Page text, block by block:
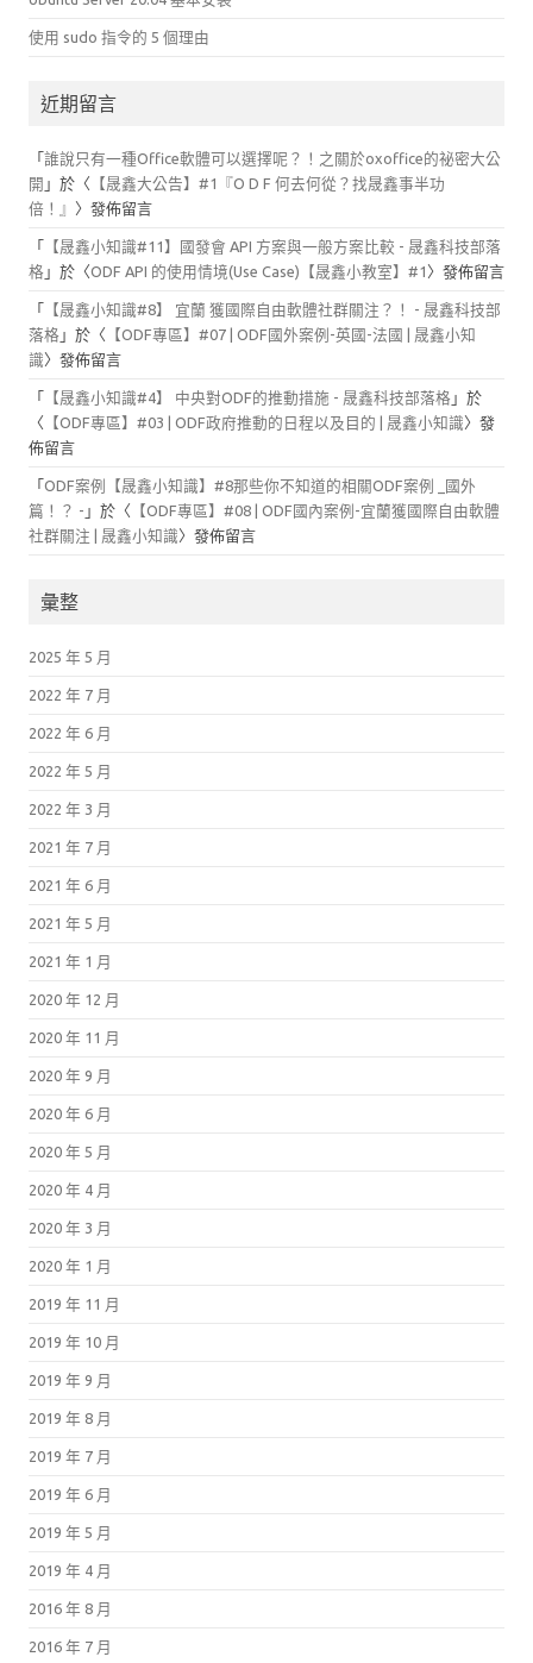
使用 sudo 指令的 5 個理由
近期留言
「誰說只有一種Office軟體可以選擇呢？！之關於oxoffice的祕密大公
開 」於〈 【晟鑫大公告】#1『O D F 何去何從？找晟鑫事半功
倍！』 〉發佈留言
「 【晟鑫小知識#11】國發會 API 方案與一般方案比較 - 晟鑫科技部落
格 」於〈ODF API 的使用情境(Use Case)【晟鑫小教室】#1 〉發佈留言
「 【晟鑫小知識#8】 宜蘭 獲國際自由軟體社群關注？！ - 晟鑫科技部
落格 」於〈 【ODF專區】#07 | ODF國外案例-英國-法國 | 晟鑫小知
識〉發佈留言
「 【晟鑫小知識#4】 中央對ODF的推動措施 - 晟鑫科技部落格 」於
〈 【ODF專區】#03 | ODF政府推動的日程以及目的 | 晟鑫小知識〉發
佈留言
「ODF案例【晟鑫小知識】#8那些你不知道的相關ODF案例 _國外
篇！？ - 」於〈 【ODF專區】#08 | ODF國內案例-宜蘭獲國際自由軟體
社群關注 | 晟鑫小知識〉發佈留言
彙整
2025 年 5 月
2022 年 7 月
2022 年 6 月
2022 年 5 月
2022 年 3 月
2021 年 7 月
2021 年 6 月
2021 年 5 月
2021 年 1 月
2020 年 12 月
2020 年 11 月
2020 年 9 月
2020 年 6 月
2020 年 5 月
2020 年 4 月
2020 年 3 月
2020 年 1 月
2019 年 11 月
2019 年 10 月
2019 年 9 月
2019 年 8 月
2019 年 7 月
2019 年 6 月
2019 年 5 月
2019 年 4 月
2016 年 8 月
2016 年 7 月